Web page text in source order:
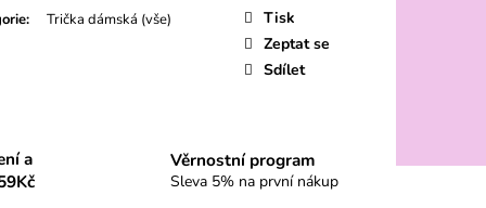
: Trička dámská (vše)
Tisk
Zeptat se
Sdílet
a
Věrnostní program
Sleva 5% na první nákup